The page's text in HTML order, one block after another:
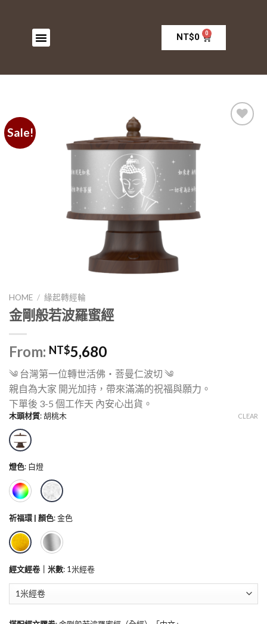
NT$0 0
Sale!
HOME / 緣起轉經輪
金剛般若波羅蜜經
From: NT$5,680
༄ 台灣第一位轉世活佛・菩曼仁波切 ༄
親自為大家 開光加持，帶來滿滿的祝福與願力。
下單後 3-5 個工作天 內安心出貨。
木頭材質:胡桃木
燈色: 白燈
祈福環 | 顏色:金色
經文經卷｜米數: 1米經卷
CLEAR